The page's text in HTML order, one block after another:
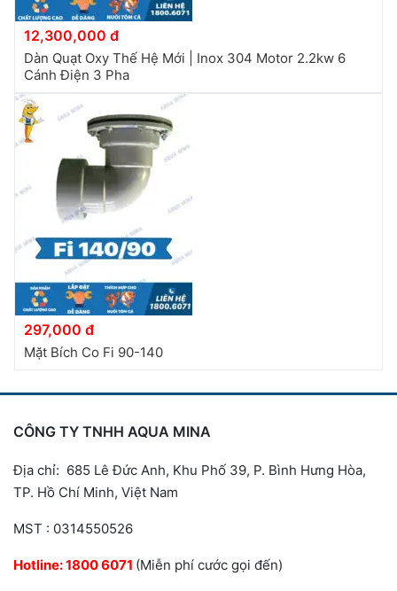
12,300,000 đ
Dàn Quạt Oxy Thế Hệ Mới | Inox 304 Motor 2.2kw 6
Cánh Điện 3 Pha
297,000 đ
Mặt Bích Co Fi 90-140
CÔNG TY TNHH AQUA MINA
Địa chỉ: 685 Lê Đức Anh, Khu Phố 39, P. Bình Hưng Hòa,
TP. Hồ Chí Minh, Việt Nam
MST : 0314550526
Hotline:1800 6071 (Miễn phí cước gọi đến)